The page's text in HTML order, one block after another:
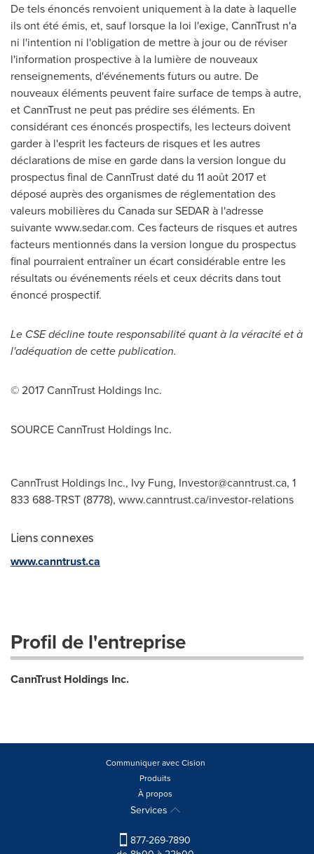
De tels énoncés renvoient uniquement à la date à laquelle
ils ont été émis, et, sauf lorsque la loi l'exige, CannTrust n'a
ni l'intention ni l'obligation de mettre à jour ou de réviser
l'information prospective à la lumière de nouveaux
renseignements, d'événements futurs ou autre. De
nouveaux éléments peuvent faire surface de temps à autre,
et CannTrust ne peut pas prédire ses éléments. En
considérant ces énoncés prospectifs, les lecteurs doivent
garder à l'esprit les facteurs de risques et les autres
déclarations de mise en garde dans la version longue du
prospectus final de CannTrust daté du 11 août 2017 et
déposé auprès des organismes de réglementation des
valeurs mobilières du Canadasur SEDAR à l'adresse
suivante www.sedar.com. Ces facteurs de risques et autres
facteurs mentionnés dans la version longue du prospectus
final pourraient entraîner un écart considérable entre les
résultats ou événements réels et ceux décrits dans tout
énoncé prospectif.
Le CSE décline toute responsabilité quant à la véracité et à
l'adéquation de cette publication.
© 2017 CannTrust Holdings Inc.
SOURCE CannTrust Holdings Inc.
CannTrust Holdings Inc., Ivy Fung, Investor@canntrust.ca, 1
833 688-TRST (8778), www.canntrust.ca/investor-relations
Liens connexes
www.canntrust.ca
Profil de l'entreprise
CannTrust Holdings Inc.
Communiquer avec Cision
Produits
À propos
Services
877-269-7890